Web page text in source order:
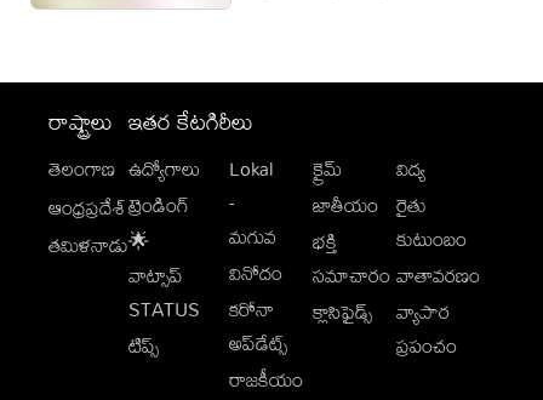
రాష్ట్రాలు
తెలంగాణ
ఆంధ్రప్రదేశ్
తమిళనాడు
ఇతర కేటగిరీలు
ఉద్యోగాలు
ట్రెండింగ్
🌟
వాట్సాప్
STATUS
టిప్స్
Lokal
-
మగువ
వినోదం
కరోనా
అప్‌డేట్స్
రాజకీయం
క్రైమ్
జాతీయం
భక్తి
సమాచారం
క్లాసిఫైడ్స్
విద్య
రైతు
కుటుంబం
వాతావరణం
వ్యాపార
ప్రపంచం